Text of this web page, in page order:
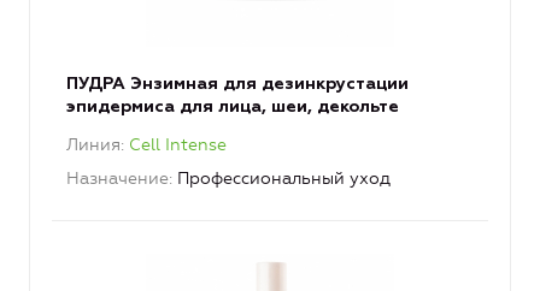
ПУДРА Энзимная для дезинкрустации
эпидермиса для лица, шеи, декольте
Линия Cell Intense
Назначение Профессиональный уход